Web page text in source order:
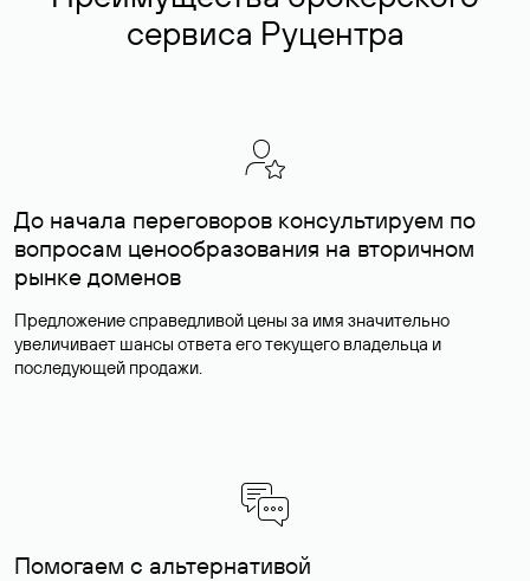
сервиса Руцентра
До начала переговоров консультируем по
вопросам ценообразования на вторичном
рынке доменов
Предложение справедливой цены за имя значительно
увеличивает шансы ответа его текущего владельца и
последующей продажи.
Помогаем с альтернативой